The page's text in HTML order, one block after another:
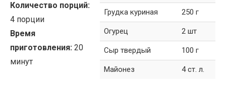
Количество порций:
4 порции
Время
приготовления: 20
минут
Грудка куриная 250 г
Огурец 2 шт
Сыр твердый 100 г
Майонез 4 ст. л.